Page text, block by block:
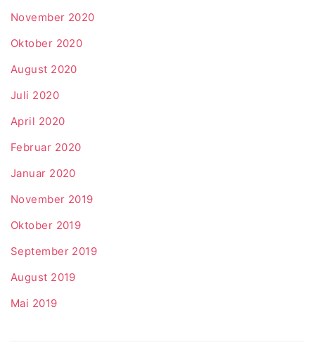
November 2020
Oktober 2020
August 2020
Juli 2020
April 2020
Februar 2020
Januar 2020
November 2019
Oktober 2019
September 2019
August 2019
Mai 2019